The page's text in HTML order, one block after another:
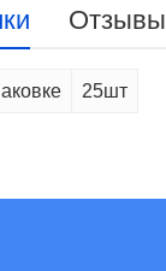
Отзывы
25шт